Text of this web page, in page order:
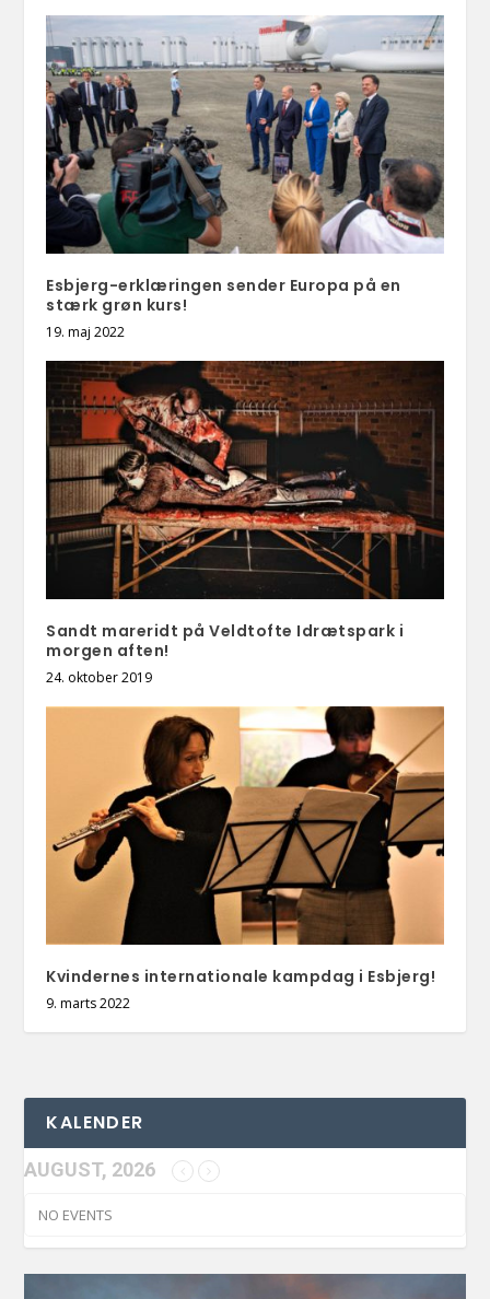
Esbjerg-erklæringen sender Europa på en
stærk grøn kurs!
19. maj 2022
Sandt mareridt på Veldtofte Idrætspark i
morgen aften!
24. oktober 2019
Kvindernes internationale kampdag i Esbjerg!
9. marts 2022
KALENDER
AUGUST, 2026
NO EVENTS